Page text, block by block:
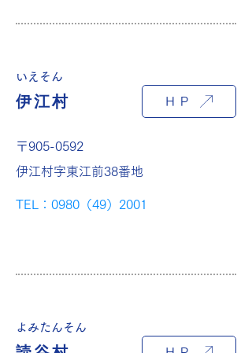
いえそん
伊江村 ＨＰ
〒905-0592
伊江村字東江前38番地
TEL：0980（49）2001
よみたんそん